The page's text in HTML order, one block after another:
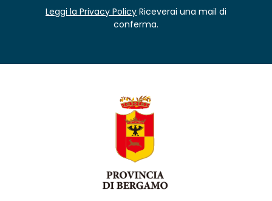
Leggi la Privacy Policy Riceverai una mail di
conferma.